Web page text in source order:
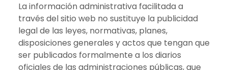
La información administrativa facilitada a
través del sitio web no sustituye la publicidad
legal de las leyes, normativas, planes,
disposiciones generales y actos que tengan que
ser publicados formalmente a los diarios
oficiales de las administraciones públicas, que